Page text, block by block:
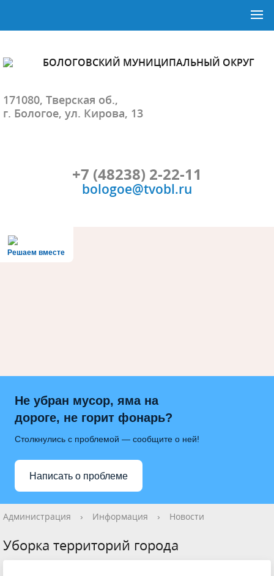
БОЛОГОВСКИЙ МУНИЦИПАЛЬНЫЙ ОКРУГ
171080, Тверская об.,
г. Бологое, ул. Кирова, 13
+7 (48238) 2-22-11
bologoe@tvobl.ru
Решаем вместе
Не убран мусор, яма на
дороге, не горит фонарь?
Столкнулись с проблемой — сообщите о ней!
Написать о проблеме
Администрация › Информация › Новости
Уборка территорий города